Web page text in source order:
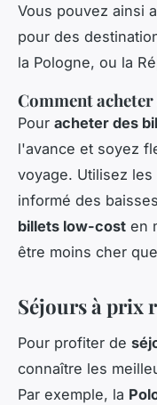
Vous pouvez ainsi
pour des
la Pologne, ou la
Comment
Pour acheter des
l'avance et soyez
voyage. Utilisez
informé des
billets low-cost en
être moins cher
Séjours à prix
Pour profiter de
connaître les
Par exemple, la